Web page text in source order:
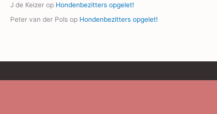
J de Keizer op Hondenbezitters opgelet!
Peter van der Pols op Hondenbezitters opgelet!